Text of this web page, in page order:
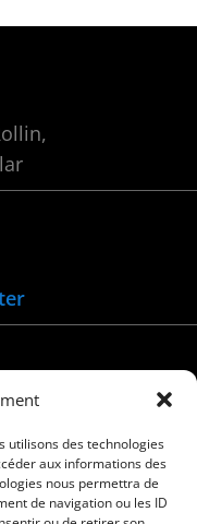
utilisons des technologies
aux informations des
nous permettra de
de navigation ou les ID